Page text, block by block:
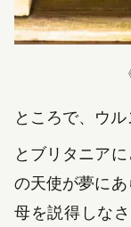
ところで、ウ
とブリタニア
の天使が夢に
母を説得しな